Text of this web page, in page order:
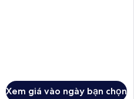
Xem giá vào ngày bạn chọn